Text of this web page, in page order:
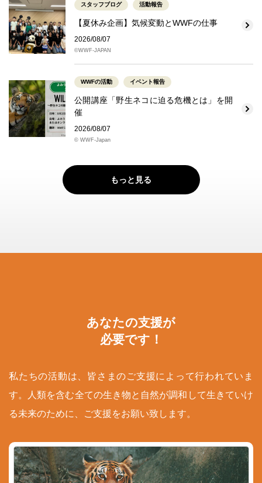
スタッフブログ 活動報告
【夏休み企画】気候変動とWWFの仕事
2026/08/07
©WWF-JAPAN
WWFの活動 イベント報告
公開講座「野生ネコに迫る危機とは」を開
催
2026/08/07
© WWF-Japan
もっと見る
あなたの支援が
必要です！
私たちの活動は、皆さまのご支援によって行われていま
す。人類を含む全ての生き物と自然が調和して生きていけ
る未来のために、ご支援をお願い致します。